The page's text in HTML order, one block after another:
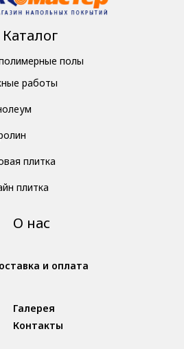
полы
плитка
Контакты
плитка
работы
и оплата
Каталог
О нас
Галерея